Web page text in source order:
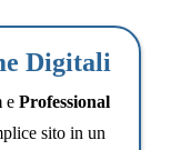
Digitali
eProfessional
sito in un